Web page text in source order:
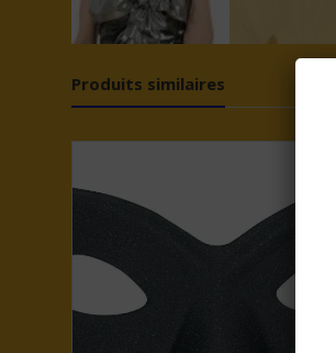
Produits similaires